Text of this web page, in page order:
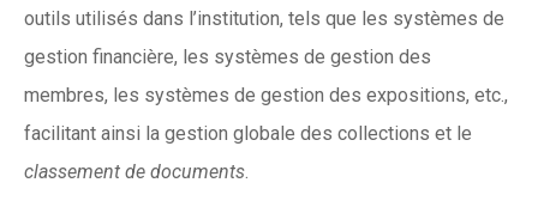
outils utilisés dans l’institution, tels que les systèmes de
gestion financière, les systèmes de gestion des
membres, les systèmes de gestion des expositions, etc.,
facilitant ainsi la gestion globale des collections et le
classement de documents.